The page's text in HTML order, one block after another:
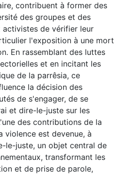
contribuent à former des
des groupes et des
activistes de vérifier leur
l'exposition à une mort
En rassemblant des luttes
et en incitant les
de la parrêsia, ce
la décision des
de s'engager, de se
et dire-le-juste sur les
des contributions de la
violence est devenue, à
le-juste, un objet central de
transformant les
et de prise de parole,